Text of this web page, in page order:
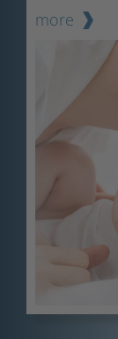
more